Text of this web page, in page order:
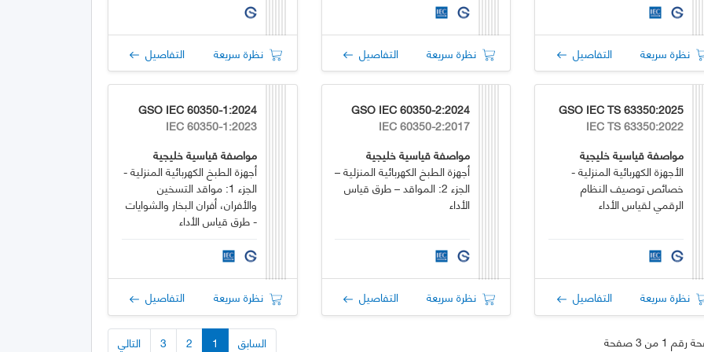
نظرة سريعة التفاصيل نظرة سريعة التفاصيل نظرة سريعة التفاصيل
GSO IEC TS 63350:2025
IEC TS 63350:2022
مواصفة قياسية خليجية
الأجهزة الكهربائية المنزلية -
خصائص توصيف النظام
الرقمي لقياس الأداء
نظرة سريعة التفاصيل
GSO IEC 60350-2:2024
IEC 60350-2:2017
مواصفة قياسية خليجية
أجهزة الطبخ الكهربائية المنزلية –
الجزء 2: المواقد – طرق قياس
الأداء
نظرة سريعة التفاصيل
GSO IEC 60350-1:2024
IEC 60350-1:2023
مواصفة قياسية خليجية
أجهزة الطبخ الكهربائية المنزلية -
الجزء 1: مواقد التسخين
والأفران، أفران البخار والشوايات
- طرق قياس الأداء
نظرة سريعة التفاصيل
1 من 3 صفحة السابق 1
2
3 التالي